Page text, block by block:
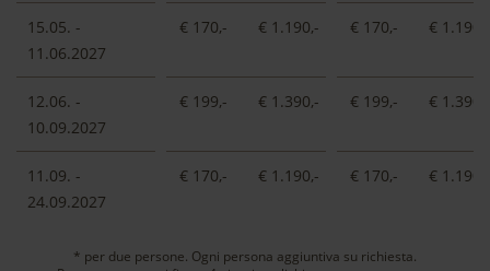
bonifico bancario. In caso di arrivo posticipato o
partenza anticipata verrà addebitato l’intero importo
previsto per la durata del soggiorno prenotato.
disponibili a partire dalle ore 14.00
, mentre il giorno
della partenza potrete usufruirne fino
preghiamo di informarci in anticipo.
15.05. -
11.06.2027
€ 170,- € 1.190,- € 170,- € 1.190,-
12.06. -
10.09.2027
€ 199,- € 1.390,- € 199,- € 1.390,-
11.09. -
24.09.2027
€ 170,- € 1.190,- € 170,- € 1.190,-
* per due persone. Ogni persona aggiuntiva su richiesta.